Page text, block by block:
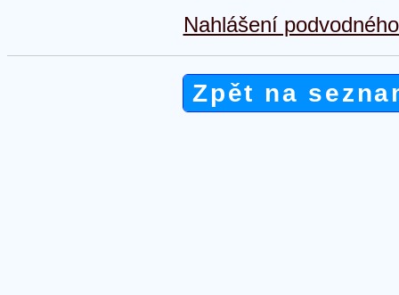
Nahlášení
Zpět na